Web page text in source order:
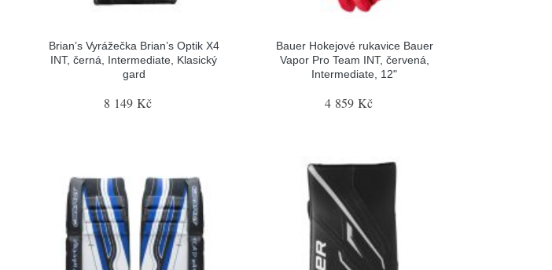
Brian’s Vyrážečka Brian’s Optik X4
INT, černá, Intermediate, Klasický
gard
8 149 Kč
Bauer Hokejové rukavice Bauer
Vapor Pro Team INT, červená,
Intermediate, 12"
4 859 Kč